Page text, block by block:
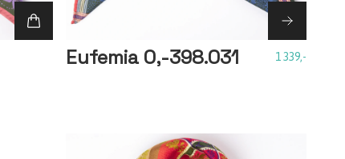
Eufemia 0,-398.031 1 339,-